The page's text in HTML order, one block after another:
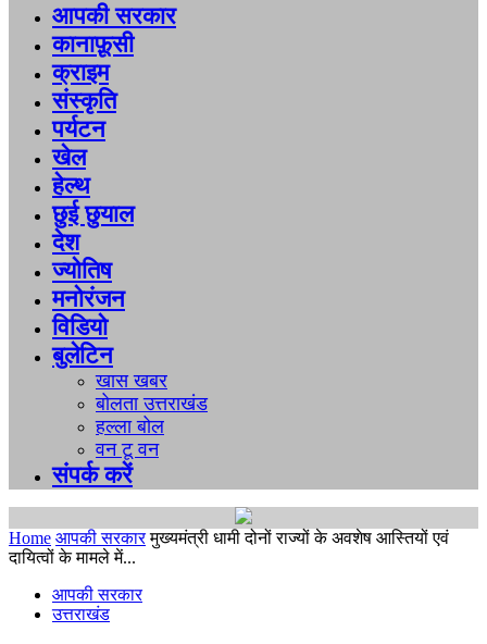
आपकी सरकार
कानाफ़ूसी
क्राइम
संस्कृति
पर्यटन
खेल
हेल्थ
छुई छुयाल
देश
ज्योतिष
मनोरंजन
विडियो
बुलेटिन
खास खबर
बोलता उत्तराखंड
हल्ला बोल
वन टू वन
संपर्क करें
Home आपकी सरकार मुख्यमंत्री धामी दोनों राज्यों के अवशेष आस्तियों एवं
दायित्वों के मामले में...
आपकी सरकार
उत्तराखंड